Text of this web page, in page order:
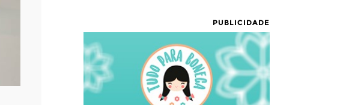
PUBLICIDADE